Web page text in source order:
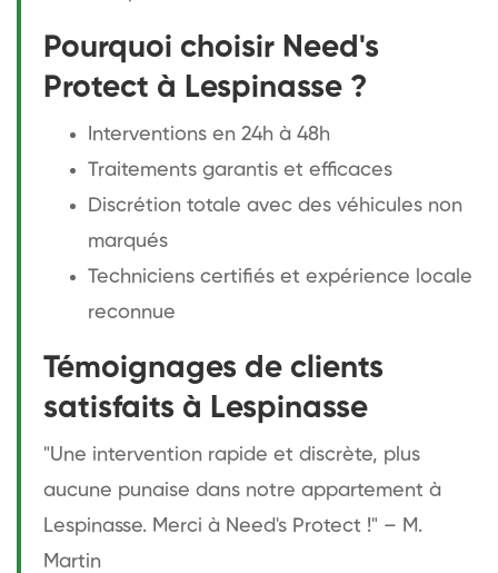
Pourquoi choisir Need's
Protect à Lespinasse ?
Interventions en 24h à 48h
Traitements garantis et efficaces
Discrétion totale avec des véhicules non
marqués
Techniciens certifiés et expérience locale
reconnue
Témoignages de clients
satisfaits à Lespinasse
"Une intervention rapide et discrète, plus
aucune punaise dans notre appartement à
Lespinasse. Merci à Need's Protect !" – M.
Martin